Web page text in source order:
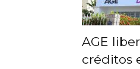
AGE
créditos